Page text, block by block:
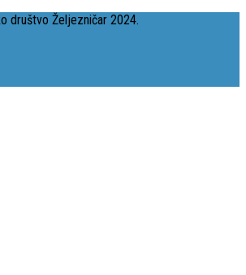
društvo Željezničar 2024.